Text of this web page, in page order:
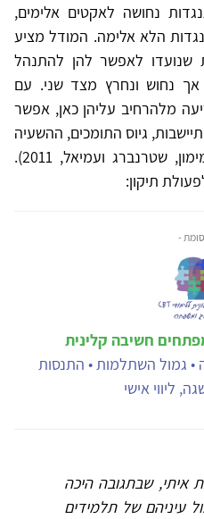
נחושה לאקטים אלימים,
הלא אלימה. המודל מציע
שנועדו לאפשר להן להתנהל
נחוש ונחרץ מצד שני. עם
מלהרחיב עליהן כאן, אפשר
גיוס התומכים, ההשעיה
הנוכחת ועוד (להרחבה ראו: מימון, שטרנברג ועמיאל, 2011).
תיקון:
-
• גמול השתלמות • התנסות
ליווי אישי
איתי, שבתגובה היכה
עיניהם של תלמידים